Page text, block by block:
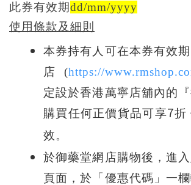
此券有效期dd/mm/yyyy
使用條款及細則
本券持有人可在本券有效
店
(https://
定設於香港萬寧店舖內的『
購買任何正價貨品可享7折
效。
於御藥堂網店購物後，進
頁面，於「優惠代碼」一